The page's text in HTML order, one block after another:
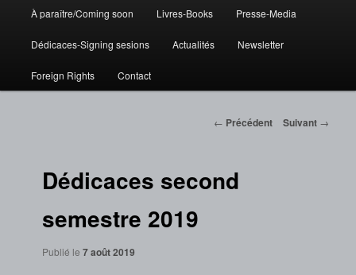
au
contenu
principal
À paraître/Coming soon Livres-Books Presse-Media
Dédicaces-Signing sesions Actualités Newsletter
Foreign Rights Contact
Navigation
← Précédent Suivant →
Dédicaces second
semestre 2019
Publié le7 août 2019